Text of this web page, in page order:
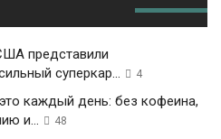
представили
суперкар...
4
каждый день: без кофеина,
и...
48